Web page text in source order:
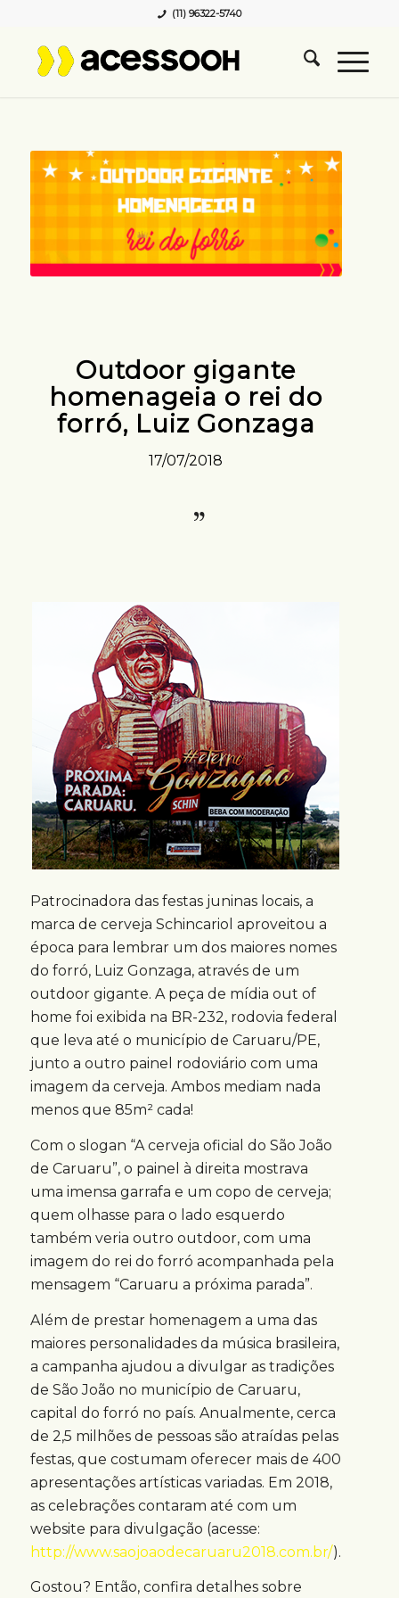
(11) 96322-5740
Outdoor gigante
homenageia o rei do
forró, Luiz Gonzaga
17/07/2018
Patrocinadora das festas juninas locais, a
marca de cerveja Schincariol aproveitou a
época para lembrar um dos maiores nomes
do forró, Luiz Gonzaga, através de um
outdoor gigante. A peça de mídia out of
home foi exibida na BR-232, rodovia federal
que leva até o município de Caruaru/PE,
junto a outro painel rodoviário com uma
imagem da cerveja. Ambos mediam nada
menos que 85m² cada!
Com o slogan “A cerveja oficial do São João
de Caruaru”, o painel à direita mostrava
uma imensa garrafa e um copo de cerveja;
quem olhasse para o lado esquerdo
também veria outro outdoor, com uma
imagem do rei do forró acompanhada pela
mensagem “Caruaru a próxima parada”.
Além de prestar homenagem a uma das
maiores personalidades da música brasileira,
a campanha ajudou a divulgar as tradições
de São João no município de Caruaru,
capital do forró no país. Anualmente, cerca
de 2,5 milhões de pessoas são atraídas pelas
festas, que costumam oferecer mais de 400
apresentações artísticas variadas. Em 2018,
as celebrações contaram até com um
website para divulgação (acesse:
http://www.saojoaodecaruaru2018.com.br/).
Gostou? Então, confira detalhes sobre